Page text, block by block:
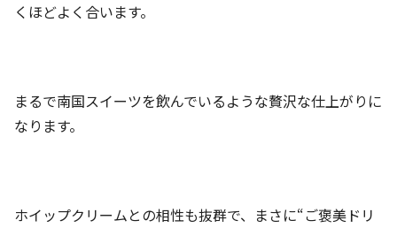
くほどよく合います。
まるで南国スイーツを飲んでいるような贅沢な仕上がりに
なります。
ホイップクリームとの相性も抜群で、まさに“ご褒美ドリ